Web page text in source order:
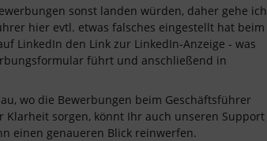
sonst landen würden, daher gehe ich
hier evtl. etwas falsches eingestellt hat beim
LinkedIn den Link zur LinkedIn-Anzeige - was
führt und anschließend in
wo die Bewerbungen beim Geschäftsführer
Klarheit sorgen, könnt Ihr auch unseren Support
einen genaueren Blick reinwerfen.